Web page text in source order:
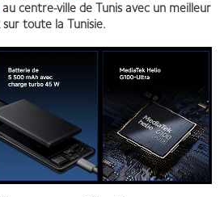
au centre-ville de Tunis avec un meilleur
sur toute la Tunisie.